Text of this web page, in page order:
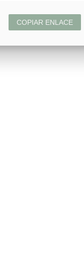
COPIAR ENLACE